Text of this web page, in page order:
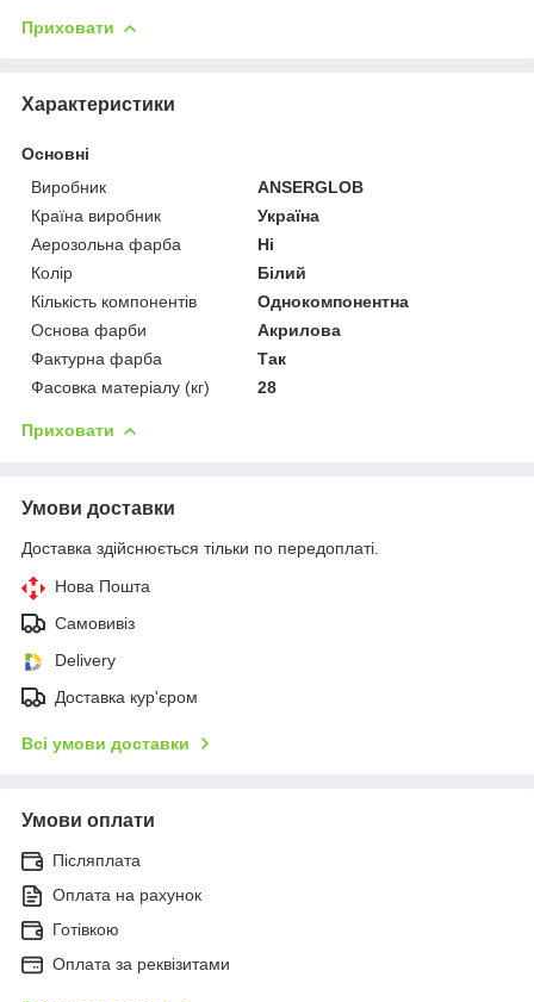
Приховати
Характеристики
Основні
Виробник
ANSERGLOB
Країна виробник
Україна
Аерозольна фарба
Ні
Колір
Білий
Кількість компонентів
Однокомпонентна
Основа фарби
Акрилова
Фактурна фарба
Так
Фасовка матеріалу (кг)
28
Приховати
Умови доставки
Доставка здійснюється тільки по передоплаті.
Нова Пошта
Самовивіз
Delivery
Доставка кур'єром
Всі умови доставки
Умови оплати
Післяплата
Оплата на рахунок
Готівкою
Оплата за реквізитами